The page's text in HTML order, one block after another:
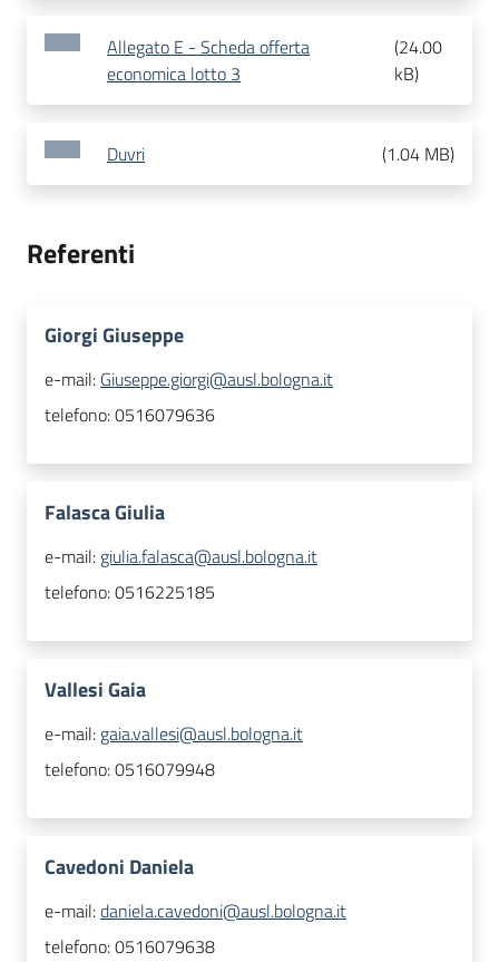
Allegato E - Scheda offerta
economica lotto 3
(24.00
kB)
Duvri (1.04 MB)
Referenti
Giorgi Giuseppe
e-mail: Giuseppe.giorgi@ausl.bologna.it
telefono:0516079636
Falasca Giulia
e-mail: giulia.falasca@ausl.bologna.it
telefono:0516225185
Vallesi Gaia
e-mail: gaia.vallesi@ausl.bologna.it
telefono:0516079948
Cavedoni Daniela
e-mail:daniela.cavedoni@ausl.bologna.it
telefono:0516079638